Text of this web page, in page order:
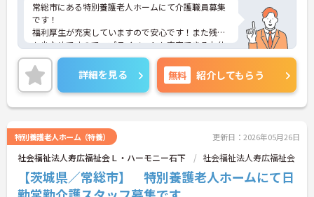
常総市にある特別養護老人ホームにて介護職員募集
です！
福利厚生が充実していますので安心です！また残業
も少なめですので、プライベートも充実できるお仕
事です。
ご興味ある方には、面接のポイントなど、さらに詳
細をお話致しますのでお気軽にご相談ください。
詳細を見る 無料 紹介してもらう
特別養護老人ホーム（特養） 更新日：2026年05月26日
社会福祉法人寿広福祉会Ｌ・ハーモニー石下 社会福祉法人寿広福祉会
【茨城県／常総市】 特別養護老人ホームにて日